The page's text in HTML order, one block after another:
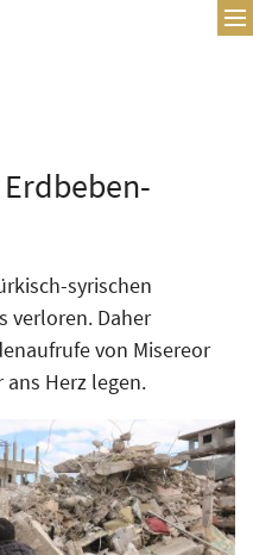
syrischen
verloren. Daher
von Misereor
Herz legen.